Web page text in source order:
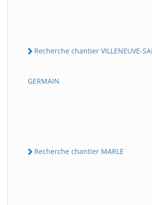
Recherche chantier VILLENEUVE-
GERMAIN
Recherche chantier MARLE